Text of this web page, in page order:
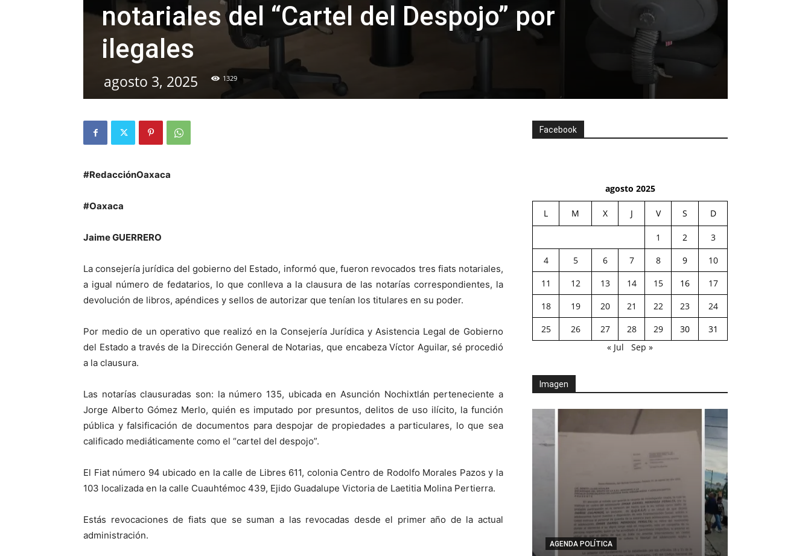
notariales del “Cartel del Despojo” por
ilegales
agosto 3, 2025 1329
#RedacciónOaxaca
#Oaxaca
Jaime GUERRERO
La consejería jurídica del gobierno del Estado, informó que, fueron revocados tres fiats notariales,
a igual número de fedatarios, lo que conlleva a la clausura de las notarías correspondientes, la
devolución de libros, apéndices y sellos de autorizar que tenían los titulares en su poder.
Por medio de un operativo que realizó en la Consejería Jurídica y Asistencia Legal de Gobierno
del Estado a través de la Dirección General de Notarias, que encabeza Víctor Aguilar, sé procedió
a la clausura.
Las notarías clausuradas son: la número 135, ubicada en Asunción Nochixtlán perteneciente a
Jorge Alberto Gómez Merlo, quién es imputado por presuntos, delitos de uso ilícito, la función
pública y falsificación de documentos para despojar de propiedades a particulares, lo que sea
calificado mediáticamente como el “cartel del despojo”.
El Fiat número 94 ubicado en la calle de Libres 611, colonia Centro de Rodolfo Morales Pazos y la
103 localizada en la calle Cuauhtémoc 439, Ejido Guadalupe Victoria de Laetitia Molina Pertierra.
Estás revocaciones de fiats que se suman a las revocadas desde el primer año de la actual
administración.
Facebook
agosto 2025
L M X J V S D
1 2
3
4
5 6 7 8 9
10
11
12 13 14 15 16
17
18
19 20 21 22 23
24
25
26 27 28 29 30
31
« Jul
Sep »
Imagen
AGENDA POLÍTICA